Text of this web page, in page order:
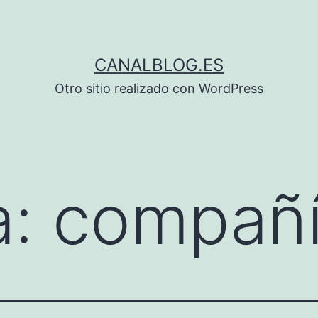
CANALBLOG.ES
Otro sitio realizado con WordPress